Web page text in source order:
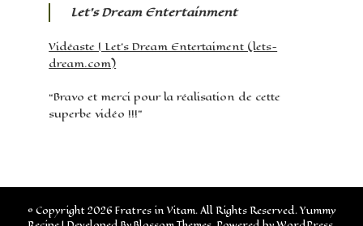
Let’s Dream Entertainment
Vidéaste | Let’s Dream Entertaiment (lets-
dream.com)
“Bravo et merci pour la réalisation de cette
superbe vidéo !!!”
© Copyright 2026 Fratres in Vitam. All Rights Reserved.Yummy